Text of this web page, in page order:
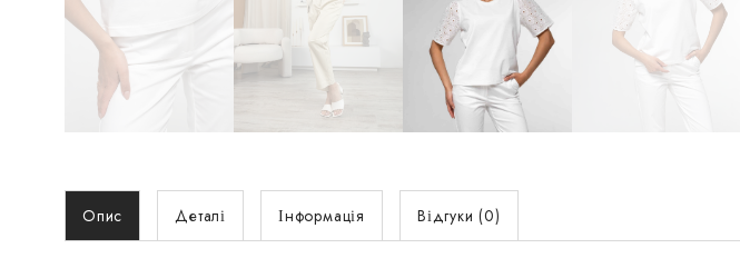
Опис Деталі Інформація Відгуки (0)